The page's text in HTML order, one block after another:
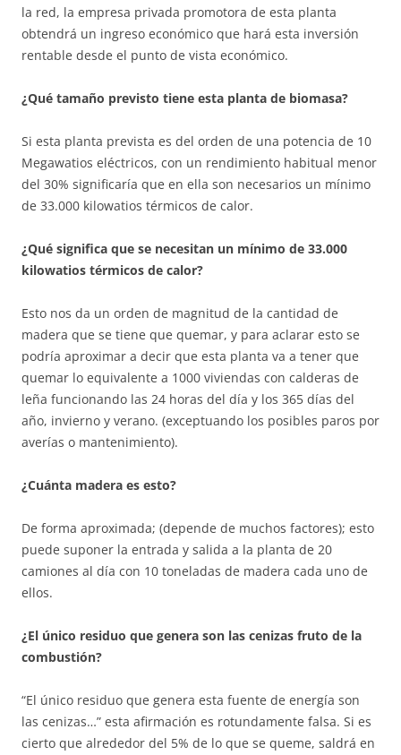
la red, la empresa privada promotora de esta planta
obtendrá un ingreso económico que hará esta inversión
rentable desde el punto de vista económico.
¿Qué tamaño previsto tiene esta planta de biomasa?
Si esta planta prevista es del orden de una potencia de 10
Megawatios eléctricos, con un rendimiento habitual menor
del 30% significaría que en ella son necesarios un mínimo
de 33.000 kilowatios térmicos de calor.
¿Qué significa que se necesitan un mínimo de 33.000
kilowatios térmicos de calor?
Esto nos da un orden de magnitud de la cantidad de
madera que se tiene que quemar, y para aclarar esto se
podría aproximar a decir que esta planta va a tener que
quemar lo equivalente a 1000 viviendas con calderas de
leña funcionando las 24 horas del día y los 365 días del
año, invierno y verano. (exceptuando los posibles paros por
averías o mantenimiento).
¿Cuánta madera es esto?
De forma aproximada; (depende de muchos factores); esto
puede suponer la entrada y salida a la planta de 20
camiones al día con 10 toneladas de madera cada uno de
ellos.
¿El único residuo que genera son las cenizas fruto de la
combustión?
“El único residuo que genera esta fuente de energía son
las cenizas…” esta afirmación es rotundamente falsa. Si es
cierto que alrededor del 5% de lo que se queme, saldrá en